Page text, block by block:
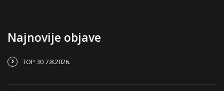
Najnovije objave
TOP 30 7.8.2026.